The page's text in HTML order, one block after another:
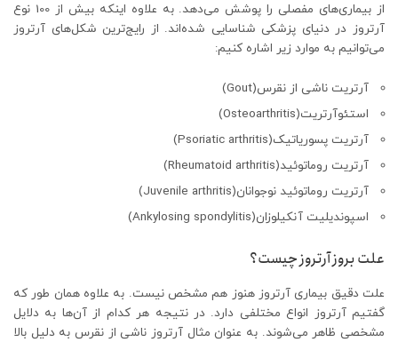
از بیماری‌های مفصلی را پوشش می‌دهد. به علاوه اینکه بیش از 100 نوع
آرتروز در دنیای پزشکی شناسایی شده‌اند. از رایج‌ترین شکل‌های آرتروز
می‌توانیم به موارد زیر اشاره کنیم:
آرتریت ناشی از نقرس(Gout)
استئوآرتریت(Osteoarthritis)
آرتریت پسوریاتیک(Psoriatic arthritis)
آرتریت روماتوئید(Rheumatoid arthritis)
آرتریت روماتوئید نوجوانان(Juvenile arthritis)
اسپوندیلیت آنکیلوزان(Ankylosing spondylitis)
علت بروز آرتروز چیست؟
علت دقیق بیماری آرتروز هنوز هم مشخص نیست. به علاوه همان طور که
گفتیم آرتروز انواع مختلفی دارد. در نتیجه هر کدام از آن‌ها به دلایل
مشخصی ظاهر می‌شوند. به عنوان مثال آرتروز ناشی از نقرس به دلیل بالا